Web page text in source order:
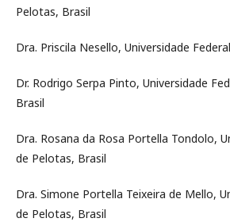
Pelotas, Brasil
Dra. Priscila Nesello, Universidade
Dr. Rodrigo Serpa Pinto, Universidade
Brasil
Dra. Rosana da Rosa Portella Tondolo,
de Pelotas, Brasil
Dra. Simone Portella Teixeira de Mello,
de Pelotas, Brasil